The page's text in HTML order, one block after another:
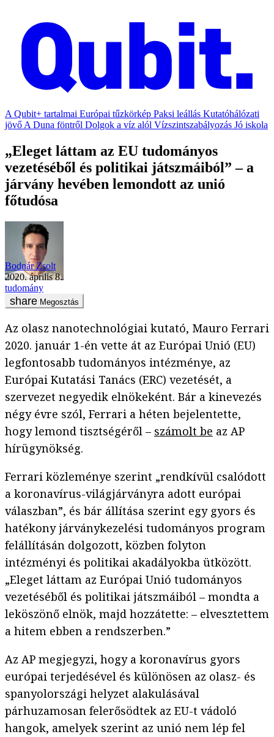
A Qubit+ tartalmai Európai tűzkörkép Paksi leállás Kutatóhálózati
jövő A Duna föntről Dolgok a víz alól Vízszintszabályozás Jó iskola
„Eleget láttam az EU tudományos
vezetéséből és politikai játszmáiból” – a
járvány hevében lemondott az unió
főtudósa
Bodnár Zsolt
2020. április 8.
tudomány
Megosztás
Az olasz nanotechnológiai kutató, Mauro Ferrari
2020. január 1-én vette át az Európai Unió (EU)
legfontosabb tudományos intézménye, az
Európai Kutatási Tanács (ERC) vezetését, a
szervezet negyedik elnökeként. Bár a kinevezés
négy évre szól, Ferrari a héten bejelentette,
hogy lemond tisztségéről – számolt be az AP
hírügynökség.
Ferrari közleménye szerint „rendkívül csalódott
a koronavírus-világjárványra adott európai
válaszban”, és bár állítása szerint egy gyors és
hatékony járványkezelési tudományos program
felállításán dolgozott, közben folyton
intézményi és politikai akadályokba ütközött.
„Eleget láttam az Európai Unió tudományos
vezetéséből és politikai játszmáiból – mondta a
leköszönő elnök, majd hozzátette: – elvesztettem
a hitem ebben a rendszerben.”
Az AP megjegyzi, hogy a koronavírus gyors
európai terjedésével és különösen az olasz- és
spanyolországi helyzet alakulásával
párhuzamosan felerősödtek az EU-t vádoló
hangok, amelyek szerint az unió nem lép fel